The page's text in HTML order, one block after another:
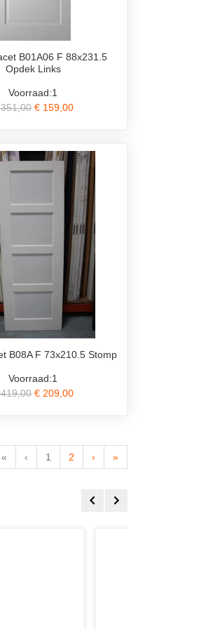
B01A06 F 88x231.5
Opdek Links
Voorraad:1
€ 159,00
B08A F 73x210.5 Stomp
Voorraad:1
€ 209,00
« ‹ 1 2 › »